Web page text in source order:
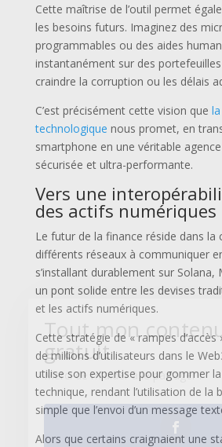
Cette maîtrise de l’outil permet
les besoins futurs. Imaginez des
programmables ou des aides
instantanément sur des
craindre la corruption ou les délais
C’est précisément cette vision que
technologique nous promet, en
smartphone en une véritable
sécurisée et ultra-performante.
Vers une
des actifs numériques
Le futur de la finance réside dans la
différents réseaux à communiquer
s’installant durablement sur Solana,
un pont solide entre les devises
et les actifs numériques.
Cette stratégie de « rampes d’accès
de millions d’utilisateurs dans le
utilise son expertise pour gommer
technique, rendant l’utilisation de la
simple que l’envoi d’un message
Alors que certains craignaient une
Tout mon contenu
gratuit
Merci de m'aider à le partager !
Facebook
Twitter
Pinterest